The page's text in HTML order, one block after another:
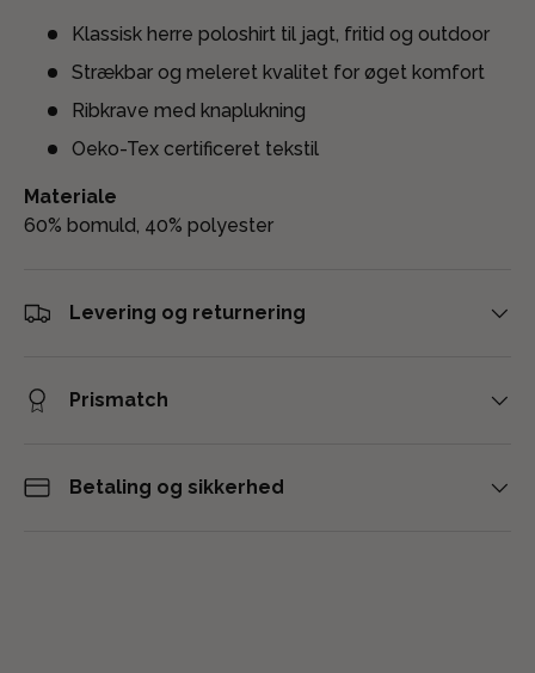
Klassisk herre poloshirt til jagt, fritid og outdoor
Strækbar og meleret kvalitet for øget komfort
Ribkrave med knaplukning
Oeko-Tex certificeret tekstil
Materiale
60% bomuld, 40% polyester
Levering og returnering
Prismatch
Betaling og sikkerhed